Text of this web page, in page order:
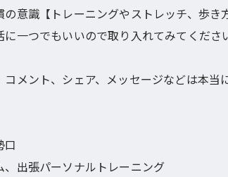
の意識【トレーニングやストレッチ、歩
に一つでもいいので取り入れてみてくださ
コメント、シェア、メッセージなどは本
口
、出張パーソナルトレーニング